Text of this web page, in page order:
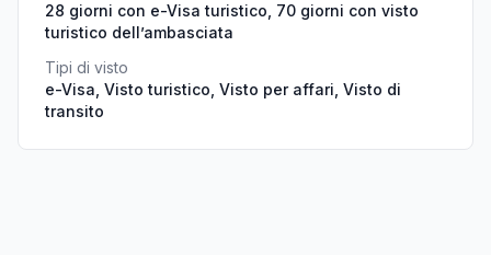
28 giorni con e-Visa turistico, 70 giorni con visto
turistico dell’ambasciata
Tipi di visto
e-Visa, Visto turistico, Visto per affari, Visto di
transito